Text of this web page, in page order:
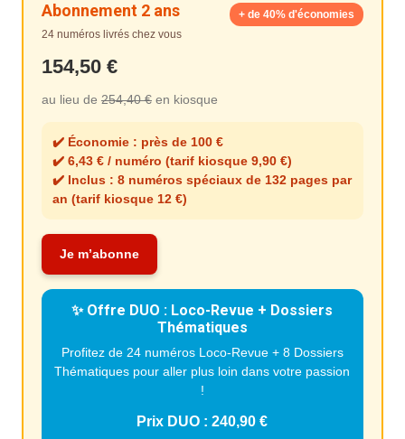
+ de 40% d'économies
Abonnement 2 ans
24 numéros livrés chez vous
154,50 €
au lieu de 254,40 €en kiosque
✔️ Économie : près de 100 €
✔️ 6,43 € / numéro (tarif kiosque 9,90 €)
✔️ Inclus : 8 numéros spéciaux de 132 pages par
an (tarif kiosque 12 €)
Je m’abonne
✨ Offre DUO : Loco-Revue + Dossiers
Thématiques
Profitez de 24 numéros Loco-Revue + 8 Dossiers
Thématiques pour aller plus loin dans votre passion
!
Prix DUO : 240,90 €